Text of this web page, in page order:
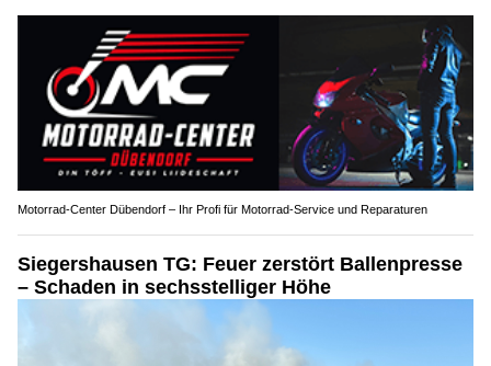
Motorrad-Center Dübendorf – Ihr Profi für Motorrad-Service und Reparaturen
Siegershausen TG: Feuer zerstört Ballenpresse
– Schaden in sechsstelliger Höhe